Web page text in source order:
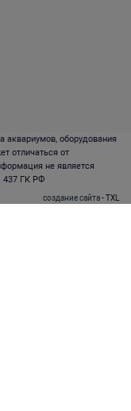
аквариумов, оборудования
отличаться от
не является
437 ГК РФ
создание сайта- TXL